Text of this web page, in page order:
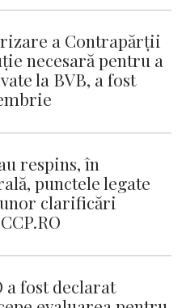
a Contrapărții
necesară pentru a
la BVB, a fost
respins, în
punctele legate
clarificări
a fost declarat